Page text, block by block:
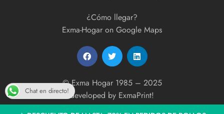
¿Cómo llegar?
Exma-Hogar on Google Maps
© Exma Hogar 1985 – 2025
developed by ExmaPrint!
Chat en directo!